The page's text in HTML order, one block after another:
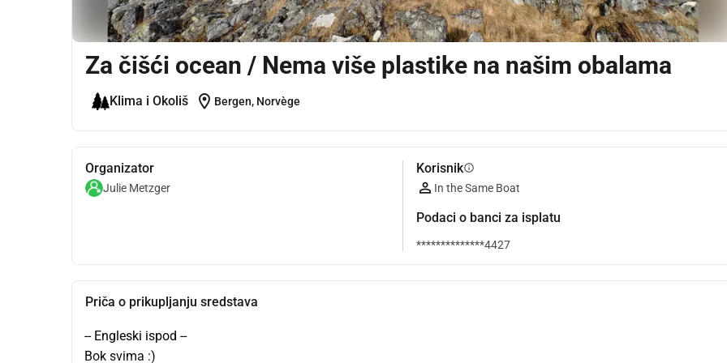
Za čišći ocean / Nema više plastike na našim obalama
Klima i Okoliš location_on Bergen, Norvège
Organizator
Julie Metzger
Korisnikinfo
In the Same Boat
Podaci o banci za isplatu
**************4427
Priča o prikupljanju sredstava
-- Engleski ispod --
Bok svima :)